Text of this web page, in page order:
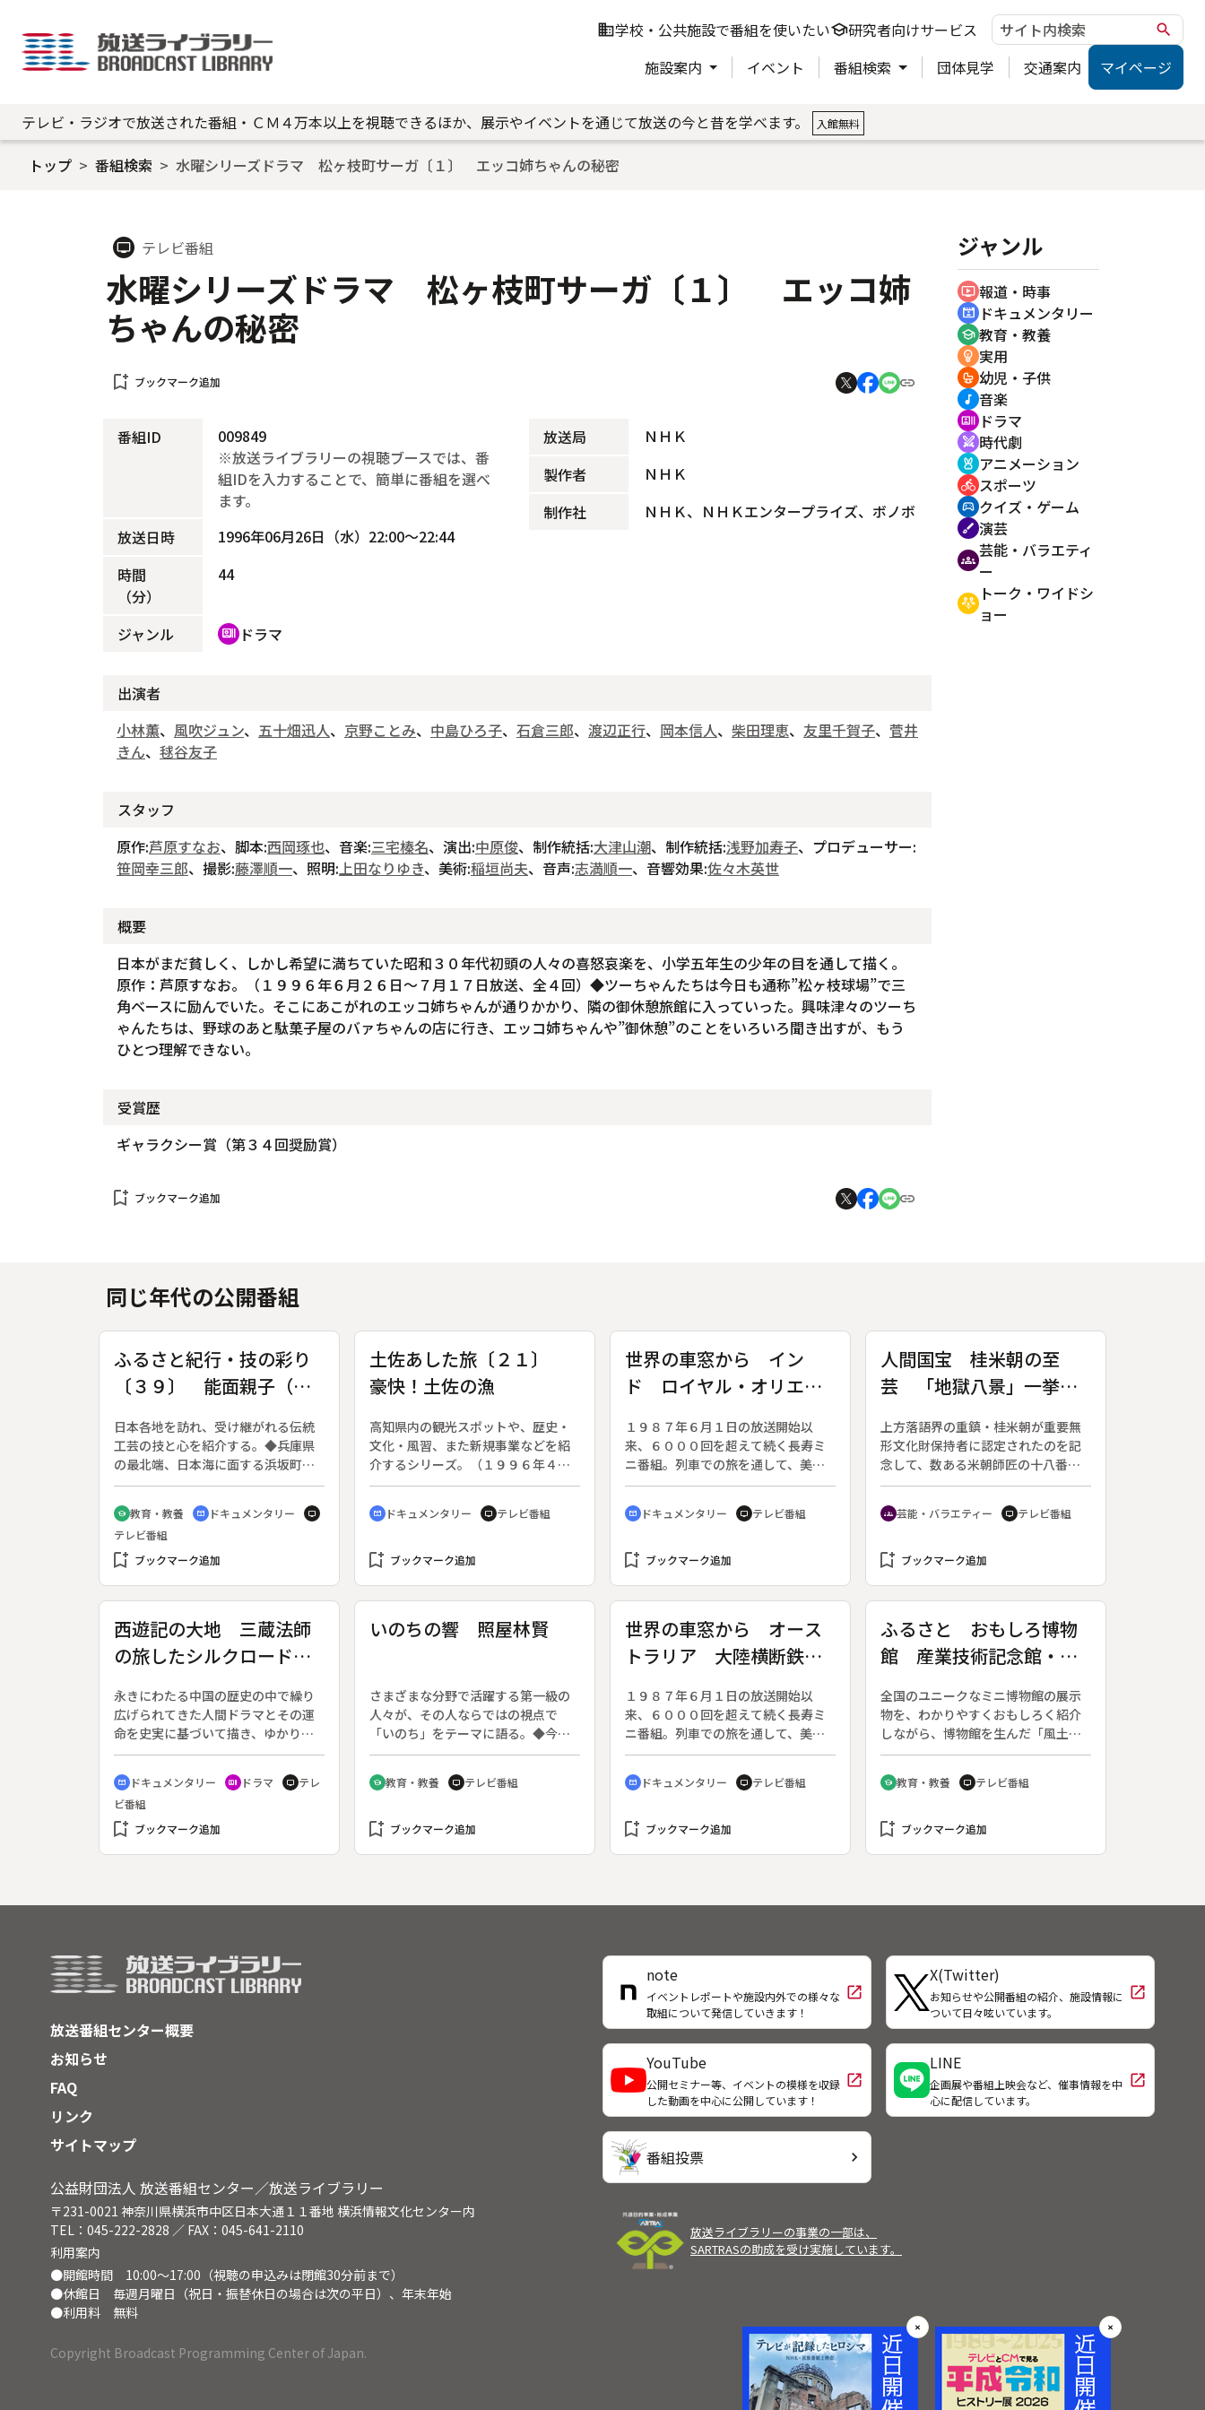
business学校・公共施設で番組を使いたいschool研究者向けサービス search
施設案内 イベント 番組検索 団体見学 交通案内 マイページ
テレビ・ラジオで放送された番組・ＣＭ４万本以上を視聴できるほか、展示やイベントを通じて放送の今と昔を学べます。 入館無料
トップ 番組検索 水曜シリーズドラマ 松ヶ枝町サーガ〔１〕 エッコ姉ちゃんの秘密
tv テレビ番組
水曜シリーズドラマ 松ヶ枝町サーガ〔１〕 エッコ姉
ちゃんの秘密
bookmark_add ブックマーク追加
番組ID
009849
※放送ライブラリーの視聴ブースでは、番
組IDを入力することで、簡単に番組を選べ
ます。
放送日時
1996年06月26日（水）22:00～22:44
時間
（分）
44
ジャンル recent_actors ドラマ
放送局
ＮＨＫ
製作者
ＮＨＫ
制作社
ＮＨＫ、ＮＨＫエンタープライズ、ボノボ
出演者
小林薫、 風吹ジュン、 五十畑迅人、 京野ことみ、 中島ひろ子、 石倉三郎、 渡辺正行、 岡本信人、 柴田理恵、 友里千賀子、 菅井
きん、 毬谷友子
スタッフ
原作:芦原すなお、脚本:西岡琢也、音楽:三宅榛名、演出:中原俊、制作統括:大津山潮、制作統括:浅野加寿子、プロデューサー:
笹岡幸三郎、撮影:藤澤順一、照明:上田なりゆき、美術:稲垣尚夫、音声:志満順一、音響効果:佐々木英世
概要
日本がまだ貧しく、しかし希望に満ちていた昭和３０年代初頭の人々の喜怒哀楽を、小学五年生の少年の目を通して描く。
原作：芦原すなお。（１９９６年６月２６日～７月１７日放送、全４回）◆ツーちゃんたちは今日も通称”松ヶ枝球場”で三
角ベースに励んでいた。そこにあこがれのエッコ姉ちゃんが通りかかり、隣の御休憩旅館に入っていった。興味津々のツーち
ゃんたちは、野球のあと駄菓子屋のバァちゃんの店に行き、エッコ姉ちゃんや”御休憩”のことをいろいろ聞き出すが、もう
ひとつ理解できない。
受賞歴
ギャラクシー賞（第３４回奨励賞）
bookmark_add ブックマーク追加
ジャンル
ondemand_video 報道・時事
cinematic_blur ドキュメンタリー
school 教育・教養
emoji_objects 実用
crib 幼児・子供
music_note 音楽
recent_actors ドラマ
swords 時代劇
cruelty_free アニメーション
directions_bike スポーツ
sports_esports クイズ・ゲーム
brush 演芸
groups 芸能・バラエティ
ー
adaptive_audio_mic トーク・ワイドシ
ョー
同じ年代の公開番組
ふるさと紀行・技の彩り
〔３９〕 能面親子（兵
日本各地を訪れ、受け継がれる伝統
工芸の技と心を紹介する。◆兵庫県
の最北端、日本海に面する浜坂町に
能面づくりに打ち込む西村枯刀さん
の工房がある。能面の材料は十分に
乾燥させた木曽檜。数十種類のノミ
を使い分け、様々な種類の能面を打
っている。能面の製作は彫ると言わ
面を一分の狂いもなく写し取ること
が、面打ち師の掟である。
school 教育・教養 cinematic_blur ドキュメンタリー tv
テレビ番組
bookmark_add ブックマーク追加
土佐あした旅〔２１〕
豪快！土佐の漁
高知県内の観光スポットや、歴史・
文化・風習、また新規事業などを紹
介するシリーズ。（１９９６年４月
７日～９月２９日放送、全２６回）
◆第２１回。太平洋に面した土佐
は、豪快な漁が多い。キビナゴ漁や
cinematic_blur ドキュメンタリー tv テレビ番組
bookmark_add ブックマーク追加
世界の車窓から イン
ド ロイヤル・オリエン
１９８７年６月１日の放送開始以
来、６０００回を超えて続く長寿ミ
ニ番組。列車での旅を通して、美し
い風景とそこに住む人々の生活を描
く。◆今回は「夕日」と題して、イ
ンドのロイヤル・オリエント（デリ
cinematic_blur ドキュメンタリー tv テレビ番組
bookmark_add ブックマーク追加
人間国宝 桂米朝の至
芸 「地獄八景」一挙放
上方落語界の重鎮・桂米朝が重要無
形文化財保持者に認定されたのを記
念して、数ある米朝師匠の十八番の
中でも最もスケールの大きな演目
「地獄八景亡者戯」をノーカットで
放送する。１９９０年４月に京都で
間を越す長編の「地獄八景」は、あ
ないことから、長らく米朝の専売と
いうイメージがあった。案内役は落
語作家の小佐田定雄と柏木宏之アナ
ウンサー。
groups 芸能・バラエティー tv テレビ番組
bookmark_add ブックマーク追加
西遊記の大地 三蔵法師
の旅したシルクロード
紀行シリーズ〔２〕
永きにわたる中国の歴史の中で繰り
広げられてきた人間ドラマとその運
命を史実に基づいて描き、ゆかりの
地を訪ね歩く歴史ドラマ紀行。有名
な物語「西遊記」のモデルになった
玄奘三蔵法師の旅をたどり、再現ド
ラマを交えてその人間像に迫る。特
別協力：中国中央電視台。◆三蔵法
げる強靭な肉体と精神を併せ持った
天山越えなど、交通機関が発達した
現在でも厳しい道程を、俳優・杉本
哲太が辿る。
cinematic_blur ドキュメンタリー recent_actors ドラマ tv テレ
ビ番組
bookmark_add ブックマーク追加
いのちの響 照屋林賢
さまざまな分野で活躍する第一級の
人々が、その人ならではの視点で
「いのち」をテーマに語る。◆今回
は、ミュージシャンの照屋林賢さ
ん。
school 教育・教養 tv テレビ番組
bookmark_add ブックマーク追加
世界の車窓から オース
トラリア 大陸横断鉄道
１９８７年６月１日の放送開始以
来、６０００回を超えて続く長寿ミ
ニ番組。列車での旅を通して、美し
い風景とそこに住む人々の生活を描
く。◆今回は「お部屋紹介」と題し
て、オーストラリア・大陸横断鉄道
平原）を紹介する。
cinematic_blur ドキュメンタリー tv テレビ番組
bookmark_add ブックマーク追加
ふるさと おもしろ博物
館 産業技術記念館・繊
屋市
全国のユニークなミニ博物館の展示
物を、わかりやすくおもしろく紹介
しながら、博物館を生んだ「風土」
「産業」「人物」などを交えて構成
する。◆名古屋市にある「産業技術
記念館」には、展示スペースが三つ
である。ここでは糸を紡ぐ機械の技
し、多様化・高度化していく歴史を
school 教育・教養 tv テレビ番組
bookmark_add ブックマーク追加
放送番組センター概要
お知らせ
FAQ
リンク
サイトマップ
公益財団法人 放送番組センター／放送ライブラリー
〒231-0021 神奈川県横浜市中区日本大通１１番地 横浜情報文化センター内
TEL：045-222-2828 ／ FAX：045-641-2110
利用案内
●開館時間 10:00～17:00（視聴の申込みは閉館30分前まで）
●休館日 毎週月曜日（祝日・振替休日の場合は次の平日）、年末年始
●利用料 無料
Copyright Broadcast Programming Center of Japan.
note
イベントレポートや施設内外での様々な
取組について発信していきます！
open_in_new
X(Twitter)
お知らせや公開番組の紹介、施設情報に
ついて日々呟いています。
open_in_new
YouTube
公開セミナー等、イベントの模様を収録
した動画を中心に公開しています！
open_in_new
LINE
企画展や番組上映会など、催事情報を中
心に配信しています。
open_in_new
番組投票 chevron_right
放送ライブラリーの事業の一部は、
SARTRASの助成を受け実施しています。
✕
✕